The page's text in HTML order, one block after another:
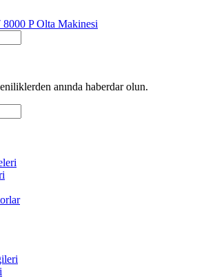
P Olta Makinesi
anında haberdar olun.